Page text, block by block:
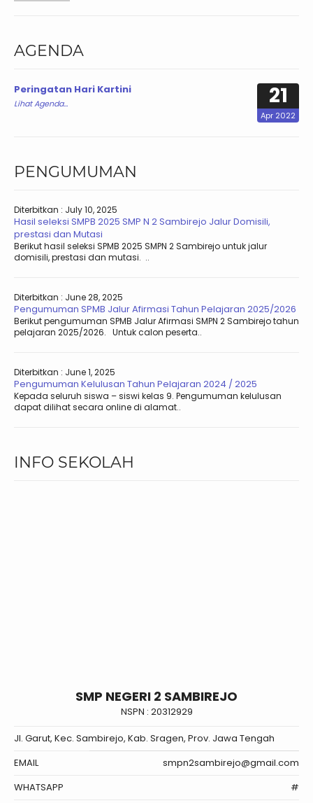
AGENDA
21
Apr 2022
Peringatan Hari Kartini
Lihat Agenda...
PENGUMUMAN
Diterbitkan : July 10, 2025
Hasil seleksi SMPB 2025 SMP N 2 Sambirejo Jalur Domisili,
prestasi dan Mutasi
Berikut hasil seleksi SPMB 2025 SMPN 2 Sambirejo untuk jalur
domisili, prestasi dan mutasi. ..
Diterbitkan : June 28, 2025
Pengumuman SPMB Jalur Afirmasi Tahun Pelajaran 2025/2026
Berikut pengumuman SPMB Jalur Afirmasi SMPN 2 Sambirejo tahun
pelajaran 2025/2026. Untuk calon peserta..
Diterbitkan : June 1, 2025
Pengumuman Kelulusan Tahun Pelajaran 2024 / 2025
Kepada seluruh siswa – siswi kelas 9. Pengumuman kelulusan
dapat dilihat secara online di alamat..
INFO SEKOLAH
SMP NEGERI 2 SAMBIREJO
NSPN : 20312929
Jl. Garut, Kec. Sambirejo, Kab. Sragen, Prov. Jawa Tengah
EMAIL
smpn2sambirejo@gmail.com
WHATSAPP
#